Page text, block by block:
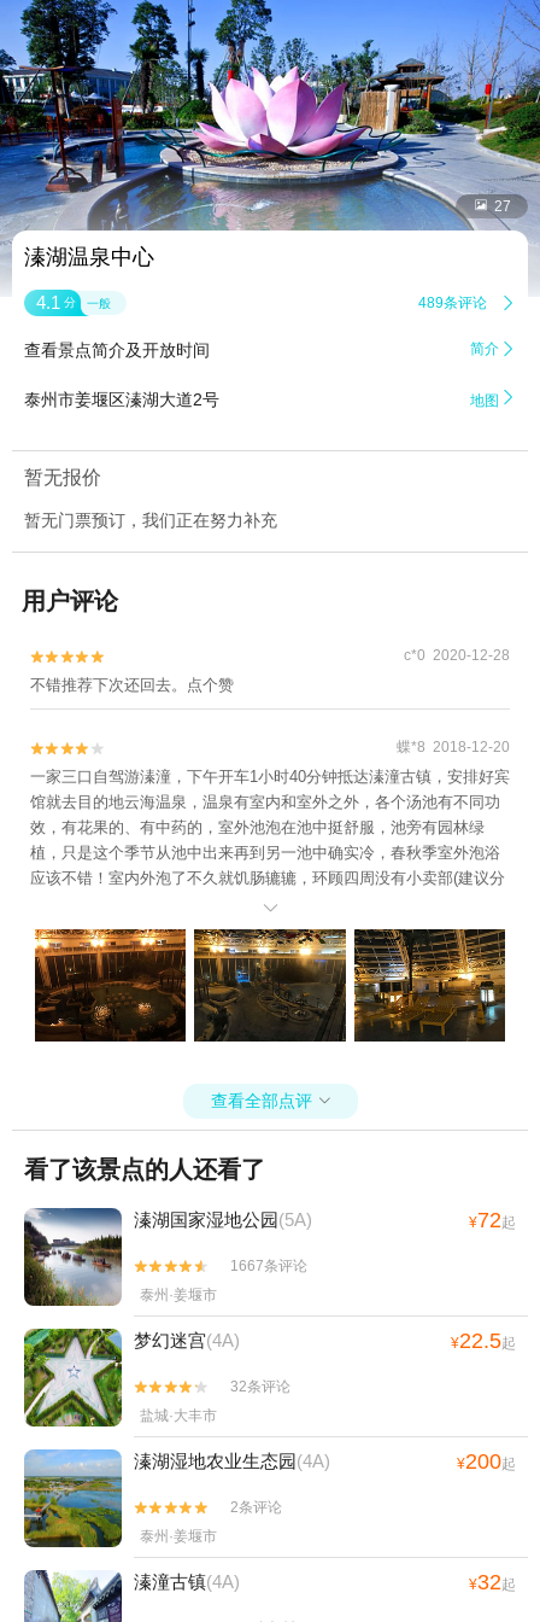
 27
溱湖温泉中心
4.1 分 一般 489条评论 
查看景点简介及开放时间 简介 
泰州市姜堰区溱湖大道2号 地图 
暂无报价
暂无门票预订，我们正在努力补充
用户评论

 c*0 2020-12-28
不错推荐下次还回去。点个赞

 蝶*8 2018-12-20
一家三口自驾游溱潼，下午开车1小时40分钟抵达溱潼古镇，安排好宾
馆就去目的地云海温泉，温泉有室内和室外之外，各个汤池有不同功
效，有花果的、有中药的，室外池泡在池中挺舒服，池旁有园林绿
植，只是这个季节从池中出来再到另一池中确实冷，春秋季室外泡浴
应该不错！室内外泡了不久就饥肠辘辘，环顾四周没有小卖部(建议分
区设置，给顾客提供便利)，只得冲淋换装到美食区茶吧，可惜东西不
多，随便点了两份小吃送到休息大厅，伴着赠送的饮料和桔子垫了下
饥，最后还是到小镇上吃了晚饭，也许不是节假日的缘故，人少显得
有些冷清，下次寻个天然温泉去感受下！

查看全部点评 
看了该景点的人还看了
溱湖国家湿地公园(5A) ¥72起


1667条评论
泰州·姜堰市
梦幻迷宫(4A) ¥22.5起


32条评论
盐城·大丰市
溱湖湿地农业生态园(4A) ¥200起


2条评论
泰州·姜堰市
溱潼古镇(4A) ¥32起
